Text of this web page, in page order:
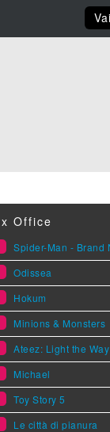
Office
Spider-Man - Brand
Odissea
Hokum
Minions & Monsters
Ateez: Light the
Michael
Toy Story 5
Le città di pianura